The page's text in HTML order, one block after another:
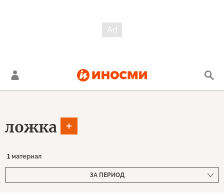
ложка
1 материал
ЗА ПЕРИОД